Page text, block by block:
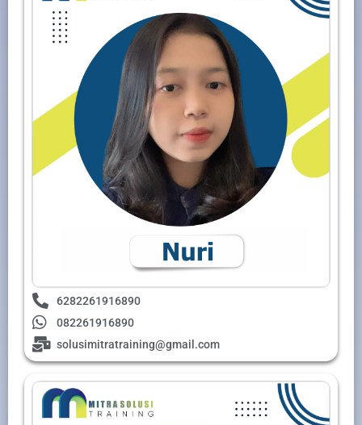
6282261916890
082261916890
solusimitratraining@gmail.com